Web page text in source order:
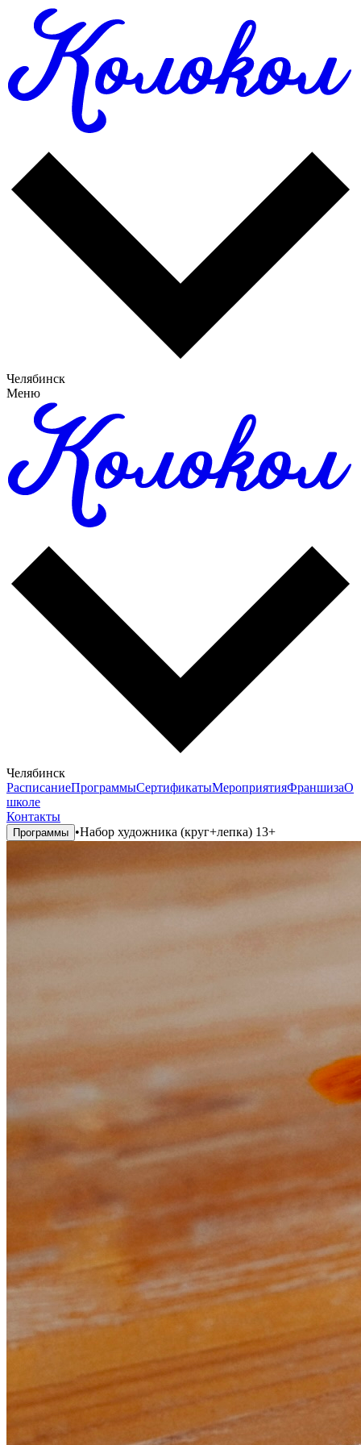
Челябинск
Меню
Челябинск
РасписаниеПрограммыСертификатыМероприятияФраншизаО
школе
Контакты
Программы •Набор художника (круг+лепка) 13+